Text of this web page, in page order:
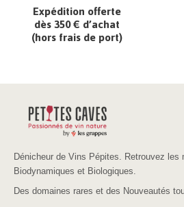
Expédition offerte
dès 350 € d’achat
(hors frais de port)
Dénicheur de Vins Pépites. Retrouvez les
Biodynamiques et Biologiques.
Des domaines rares et des Nouveautés